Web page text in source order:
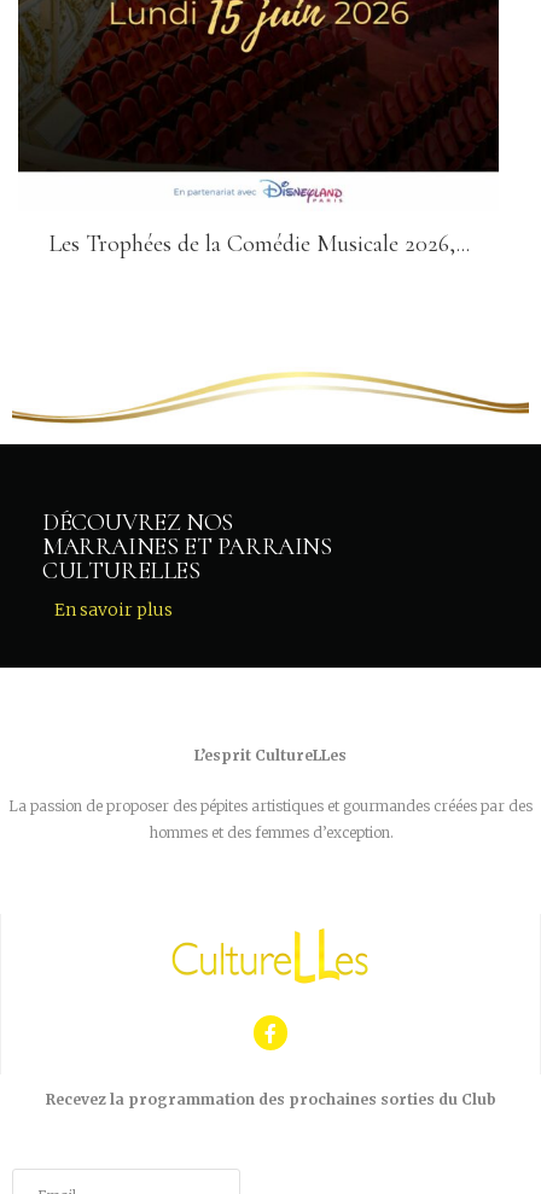
Les Trophées de la Comédie Musicale 2026,...
DÉCOUVREZ NOS
MARRAINES ET PARRAINS
CULTURELLES
En savoir plus
L’esprit CultureLLes
La passion de proposer des pépites artistiques et gourmandes créées par des
hommes et des femmes d’exception.
Recevez la programmation des prochaines sorties du Club